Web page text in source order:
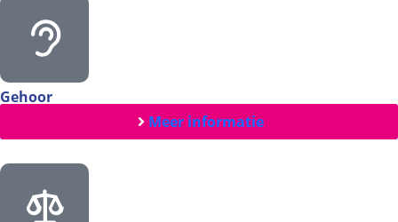
Gehoor
Meer informatie